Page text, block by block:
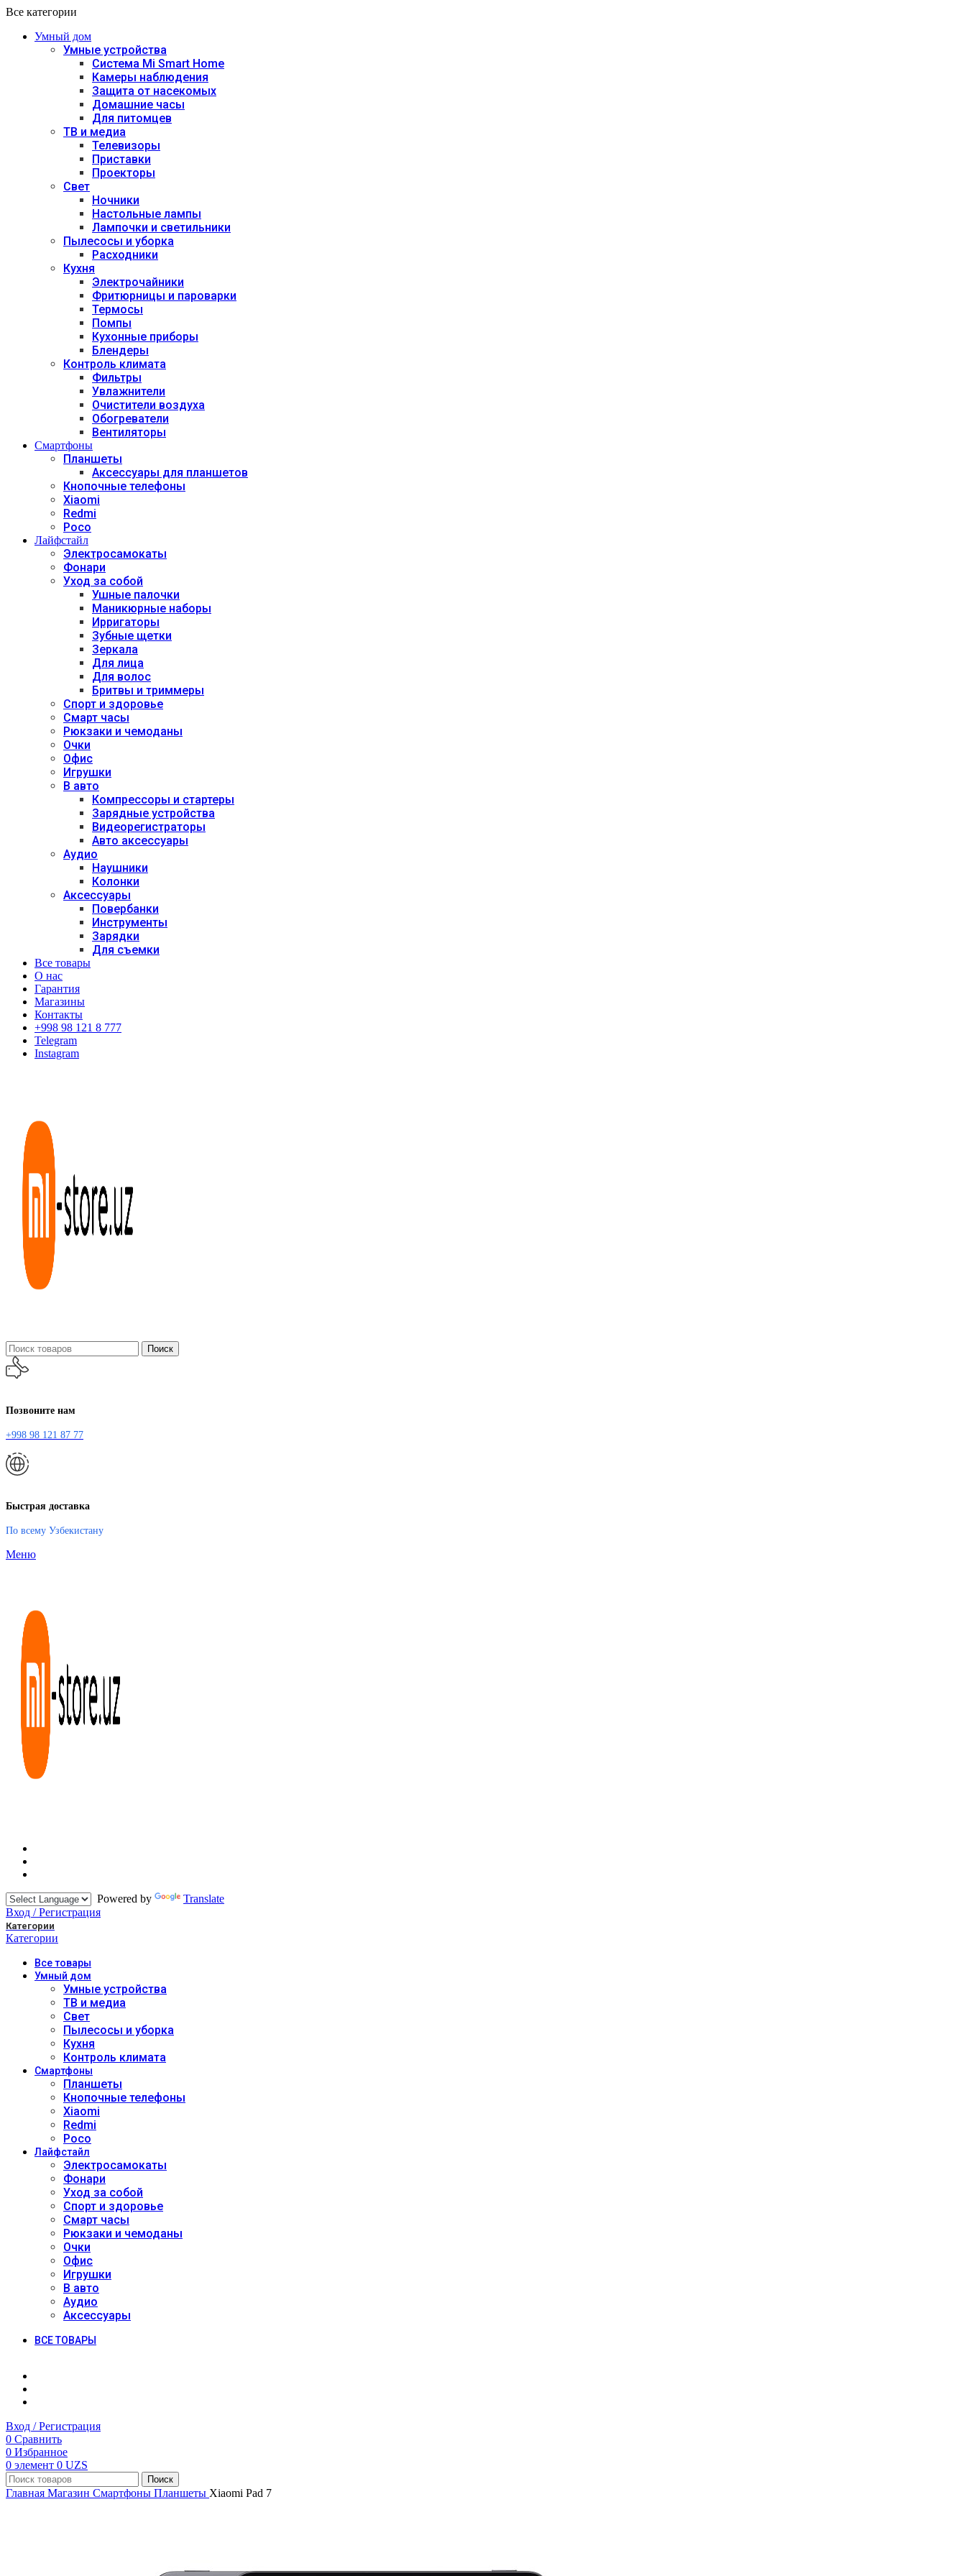
Все категории
Умный дом
Умные устройства
Система Mi Smart Home
Камеры наблюдения
Защита от насекомых
Домашние часы
Для питомцев
ТВ и медиа
Телевизоры
Приставки
Проекторы
Свет
Ночники
Настольные лампы
Лампочки и светильники
Пылесосы и уборка
Расходники
Кухня
Электрочайники
Фритюрницы и пароварки
Термосы
Помпы
Кухонные приборы
Блендеры
Контроль климата
Фильтры
Увлажнители
Очистители воздуха
Обогреватели
Вентиляторы
Смартфоны
Планшеты
Аксессуары для планшетов
Кнопочные телефоны
Xiaomi
Redmi
Poco
Лайфстайл
Электросамокаты
Фонари
Уход за собой
Ушные палочки
Маникюрные наборы
Ирригаторы
Зубные щетки
Зеркала
Для лица
Для волос
Бритвы и триммеры
Спорт и здоровье
Смарт часы
Рюкзаки и чемоданы
Очки
Офис
Игрушки
В авто
Компрессоры и стартеры
Зарядные устройства
Видеорегистраторы
Авто аксессуары
Аудио
Наушники
Колонки
Аксессуары
Повербанки
Инструменты
Зарядки
Для съемки
Все товары
О нас
Гарантия
Магазины
Контакты
+998 98 121 8 777
Telegram
Instagram
Поиск
Позвоните нам
+998 98 121 87 77
Быстрая доставка
По всему Узбекистану
Меню
Powered by
Translate
Вход / Регистрация
Категории
Категории
Всетовары
Умный дом
Умные устройства
ТВ и медиа
Свет
Пылесосы и уборка
Кухня
Контроль климата
Смартфоны
Планшеты
Кнопочные телефоны
Xiaomi
Redmi
Poco
Лайфстайл
Электросамокаты
Фонари
Уход за собой
Спорт и здоровье
Смарт часы
Рюкзаки и чемоданы
Очки
Офис
Игрушки
В авто
Аудио
Аксессуары
ВСЕ ТОВАРЫ
Вход / Регистрация
0 Сравнить
0 Избранное
0 элемент 0 UZS
Поиск
Главная Магазин Смартфоны Планшеты Xiaomi Pad 7